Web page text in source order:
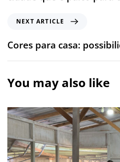
NEXT ARTICLE
Cores para casa:
You may also like